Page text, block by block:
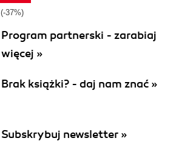
(-37%)
Program partnerski - zarabiaj
więcej »
Brak książki? - daj nam znać »
Subskrybuj newsletter »